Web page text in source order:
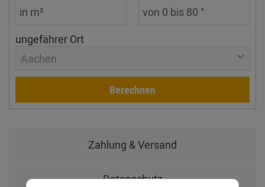
ungefährer Ort
Aachen
Berechnen
Zahlung & Versand
Datenschutz